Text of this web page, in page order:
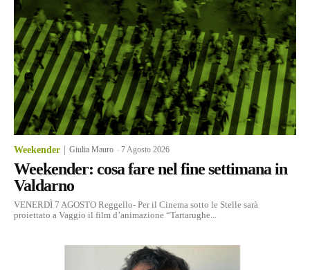
Weekender Giulia Mauro -7 Agosto 2026
Weekender: cosa fare nel fine settimana in
Valdarno
VENERDÌ 7 AGOSTO Reggello- Per il Cinema sotto le Stelle sarà
proiettato a Vaggio il film d’animazione “Tartarughe...